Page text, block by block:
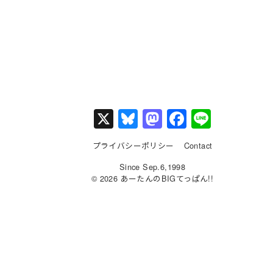
X Bl
u
e
s
M
a
st
o
F
a
c
e
プライバシーポリシー
Contact
Since Sep.6,1998
© 2026 あーたんのBIGてっぱん!!